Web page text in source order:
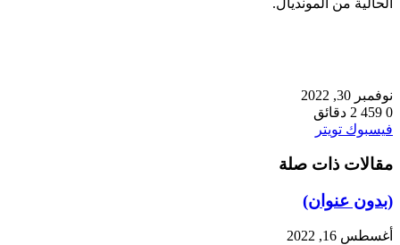
الحالية من المونديال.
نوفمبر 30, 2022
0
2 دقائق
فيسبوك تويتر
البريد
مقالات ذات صلة
(بدون عنوان)
أغسطس 16, 2022